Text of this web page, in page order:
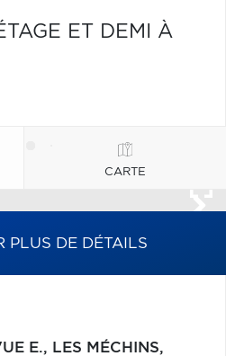
ET DEMI À
CARTE
PLUS DE DÉTAILS
E., LES MÉCHINS,